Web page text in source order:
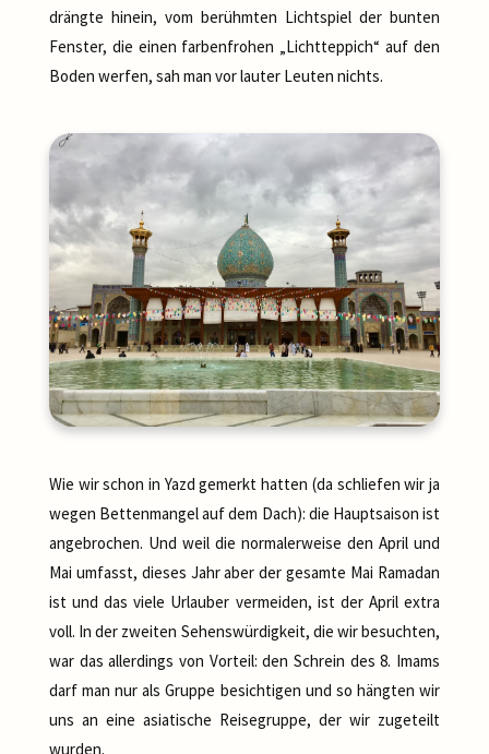
drängte hinein, vom berühmten Lichtspiel der bunten
Fenster, die einen farbenfrohen „Lichtteppich“ auf den
Boden werfen, sah man vor lauter Leuten nichts.
Wie wir schon in Yazd gemerkt hatten (da schliefen wir ja
wegen Bettenmangel auf dem Dach): die Hauptsaison ist
angebrochen. Und weil die normalerweise den April und
Mai umfasst, dieses Jahr aber der gesamte Mai Ramadan
ist und das viele Urlauber vermeiden, ist der April extra
voll. In der zweiten Sehenswürdigkeit, die wir besuchten,
war das allerdings von Vorteil: den Schrein des 8. Imams
darf man nur als Gruppe besichtigen und so hängten wir
uns an eine asiatische Reisegruppe, der wir zugeteilt
wurden.